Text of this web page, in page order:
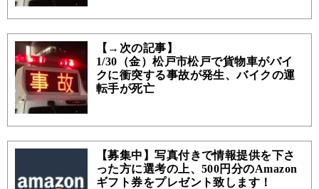
【→次の記事】
1/30（金）松戸市松戸で貨物車がバイ
クに衝突する事故が発生、バイクの運
転手が死亡
【募集中】写真付きで情報提供を下さ
った方に選考の上、500円分のAmazon
ギフト券をプレゼント致します！